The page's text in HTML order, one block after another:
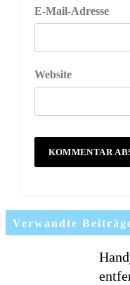
E-Mail-Adresse
Website
Verwandte